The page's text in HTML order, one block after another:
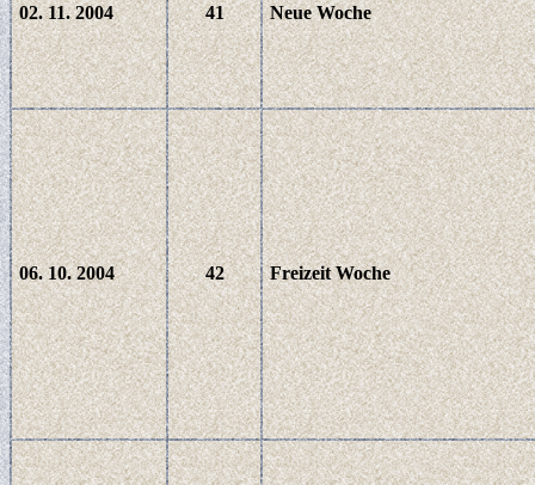
02. 11. 2004 41 Neue Woche
06. 10. 2004 42 Freizeit Woche